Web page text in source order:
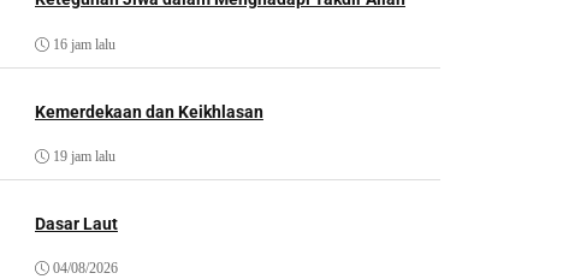
16 jam lalu
Kemerdekaan dan Keikhlasan
19 jam lalu
Dasar Laut
04/08/2026